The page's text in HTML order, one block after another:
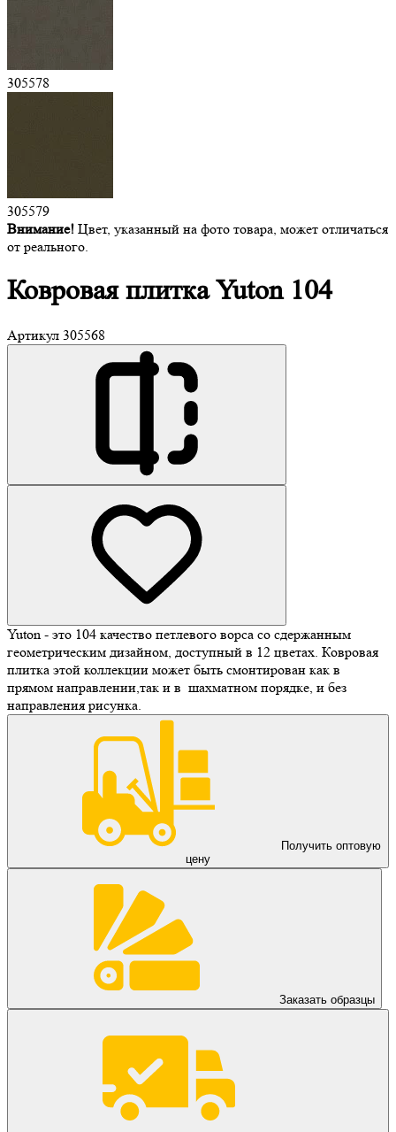
305578
305579
Внимание! Цвет, указанный на фото товара, может отличаться
от реального.
Ковровая плиткаYuton 104
Артикул 305568
Yuton - это 104 качество петлевого ворса со сдержанным
геометрическим дизайном, доступный в 12 цветах. Ковровая
плитка этой коллекции может быть смонтирован как в
прямом направлении,так и в шахматном порядке, и без
направления рисунка.
Получить оптовую
цену
Заказать образцы